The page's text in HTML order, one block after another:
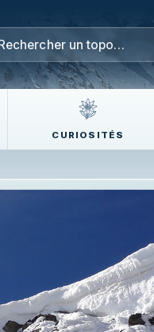
CURIOSITÉS